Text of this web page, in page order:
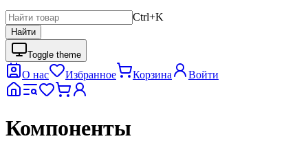
Ctrl+K
Найти
Toggle theme
О нас Избранное Корзина Войти
Компоненты